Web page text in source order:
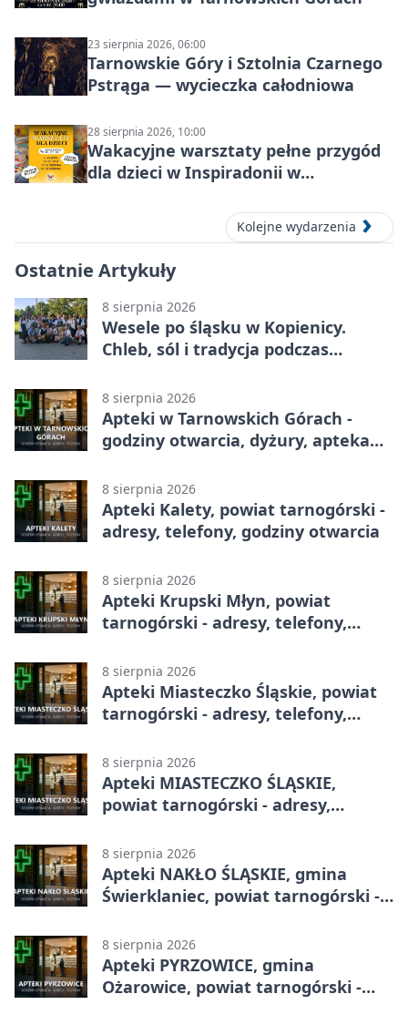
23 sierpnia 2026, 06:00
Tarnowskie Góry i Sztolnia Czarnego
Pstrąga — wycieczka całodniowa
28 sierpnia 2026, 10:00
Wakacyjne warsztaty pełne przygód
dla dzieci w Inspiradonii w
Kolejne wydarzenia
Ostatnie Artykuły
8 sierpnia 2026
Wesele po śląsku w Kopienicy.
Chleb, sól i tradycja podczas
8 sierpnia 2026
Apteki w Tarnowskich Górach -
godziny otwarcia, dyżury, apteka
8 sierpnia 2026
Apteki Kalety, powiat tarnogórski -
adresy, telefony, godziny otwarcia
8 sierpnia 2026
Apteki Krupski Młyn, powiat
tarnogórski - adresy, telefony,
8 sierpnia 2026
Apteki Miasteczko Śląskie, powiat
tarnogórski - adresy, telefony,
8 sierpnia 2026
Apteki MIASTECZKO ŚLĄSKIE,
powiat tarnogórski - adresy,
8 sierpnia 2026
Apteki NAKŁO ŚLĄSKIE, gmina
Świerklaniec, powiat tarnogórski -
8 sierpnia 2026
Apteki PYRZOWICE, gmina
Ożarowice, powiat tarnogórski -